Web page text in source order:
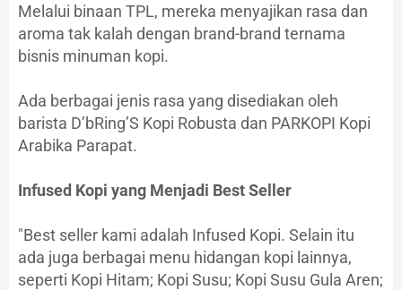
Melalui binaan TPL, mereka menyajikan rasa dan
aroma tak kalah dengan brand-brand ternama
bisnis minuman kopi.
Ada berbagai jenis rasa yang disediakan oleh
barista D’bRing’S Kopi Robusta dan PARKOPI Kopi
Arabika Parapat.
Infused Kopi yang Menjadi Best Seller
"Best seller kami adalah Infused Kopi. Selain itu
ada juga berbagai menu hidangan kopi lainnya,
seperti Kopi Hitam; Kopi Susu; Kopi Susu Gula Aren;